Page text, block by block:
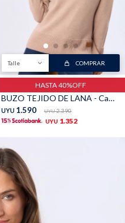
Talle COMPRAR
HASTA 40%OFF
BUZO TEJIDO DE LANA - Camel
UYU 1.590 UYU 2.390
UYU 1.352
Uniformes empresariales
Canjear mis puntos